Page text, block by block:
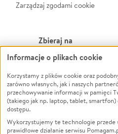
Zarządzaj zgodami cookie
Zbieraj na
Leczenie
Zwierzęta
Pożar
Ukraina
Pomoc Finansowa
Informacje o plikach cookie
Korzystamy z plików cookie oraz
zarówno własnych, jak i naszych
przechowywanie informacji w pamięci
(takiego jak np. laptop, tablet, smartfon)
dostępu.
Wykorzystujemy te technologie przede
prawidłowe działanie serwisu